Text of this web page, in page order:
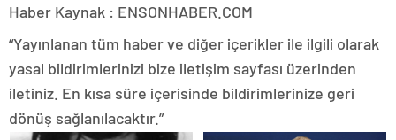
Haber Kaynak : ENSONHABER.COM
“Yayınlanan tüm haber ve diğer içerikler ile ilgili olarak
yasal bildirimlerinizi bize iletişim sayfası üzerinden
iletiniz. En kısa süre içerisinde bildirimlerinize geri
dönüş sağlanılacaktır.”